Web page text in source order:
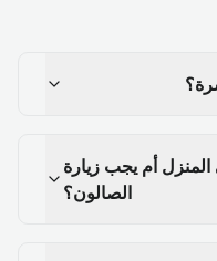
أم يجب زيارة
الصالون؟